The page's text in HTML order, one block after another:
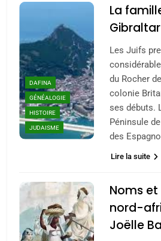
DAFINA
GÉNÉALOGIE
HISTOIRE
JUDAISME
La
Gibraltar
Les Juifs
du Rocher
colonie
ses débuts.
Péninsule
des
Lire la suite
Noms
nord-
Joëlle